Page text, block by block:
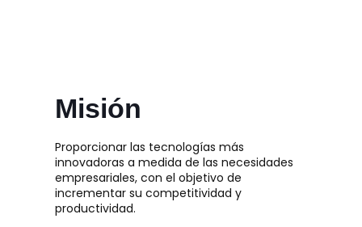
Misión
Proporcionar las tecnologías más
innovadoras a medida de las necesidades
empresariales, con el objetivo de
incrementar su competitividad y
productividad.